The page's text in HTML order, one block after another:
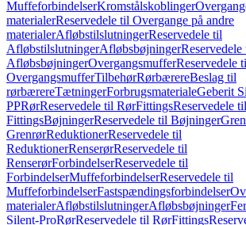
MuffeforbindelserKromstålskoblinger
materialerReservedele til Overgange på andre
materialerAfløbstilslutningerReservedele til
AfløbstilslutningerAfløbsbøjningerReservedele
AfløbsbøjningerOvergangsmufferReservedele
OvergangsmufferTilbehørRørbærereBeslag til
rørbærereTætningerForbrugsmaterialeGeberit
PPRørReservedele til RørFittingsReservedele til
FittingsBøjningerReservedele til Bøjninger
GrenrørReduktionerReservedele til
ReduktionerRenserørReservedele til
RenserørForbindelserReservedele til
ForbindelserMuffeforbindelserReservedele til
MuffeforbindelserFastspændingsforbindelser
materialerAfløbstilslutningerAfløbsbøjninger
Silent-ProRørReservedele til RørFittings